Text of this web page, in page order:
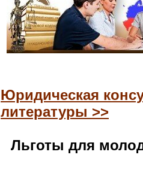
Юридическая
литературы >>
Льготы для